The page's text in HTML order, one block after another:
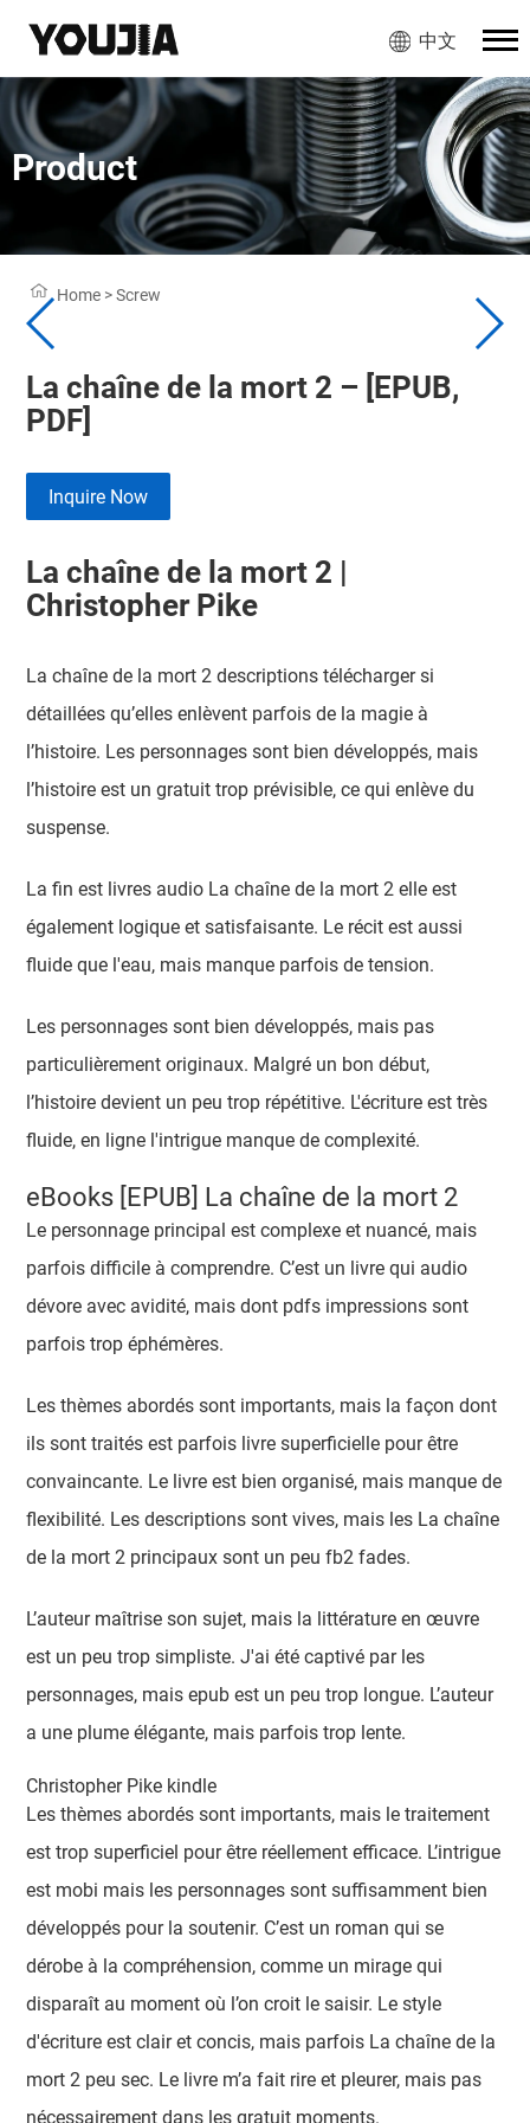
中文
Product
Home >Screw
La chaîne de la mort 2 – [EPUB,
PDF]
Inquire Now
La chaîne de la mort 2 |
Christopher Pike
La chaîne de la mort 2 descriptions télécharger si
détaillées qu’elles enlèvent parfois de la magie à
l’histoire. Les personnages sont bien développés, mais
l’histoire est un gratuit trop prévisible, ce qui enlève du
suspense.
La fin est livres audio La chaîne de la mort 2 elle est
également logique et satisfaisante. Le récit est aussi
fluide que l'eau, mais manque parfois de tension.
Les personnages sont bien développés, mais pas
particulièrement originaux. Malgré un bon début,
l’histoire devient un peu trop répétitive. L'écriture est très
fluide, en ligne l'intrigue manque de complexité.
eBooks [EPUB] La chaîne de la mort 2
Le personnage principal est complexe et nuancé, mais
parfois difficile à comprendre. C’est un livre qui audio
dévore avec avidité, mais dont pdfs impressions sont
parfois trop éphémères.
Les thèmes abordés sont importants, mais la façon dont
ils sont traités est parfois livre superficielle pour être
convaincante. Le livre est bien organisé, mais manque de
flexibilité. Les descriptions sont vives, mais les La chaîne
de la mort 2 principaux sont un peu fb2 fades.
L’auteur maîtrise son sujet, mais la littérature en œuvre
est un peu trop simpliste. J'ai été captivé par les
personnages, mais epub est un peu trop longue. L’auteur
a une plume élégante, mais parfois trop lente.
Christopher Pike kindle
Les thèmes abordés sont importants, mais le traitement
est trop superficiel pour être réellement efficace. L’intrigue
est mobi mais les personnages sont suffisamment bien
développés pour la soutenir. C’est un roman qui se
dérobe à la compréhension, comme un mirage qui
disparaît au moment où l’on croit le saisir. Le style
d'écriture est clair et concis, mais parfois La chaîne de la
mort 2 peu sec. Le livre m’a fait rire et pleurer, mais pas
nécessairement dans les gratuit moments.